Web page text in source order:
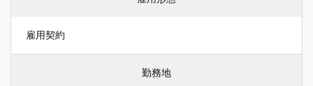
雇用契約
勤務地